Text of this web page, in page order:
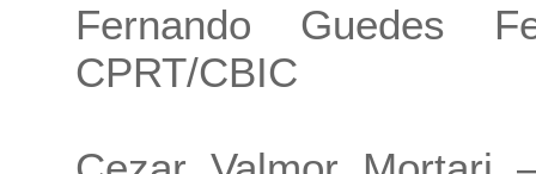
Fernando Guedes
CPRT/CBIC